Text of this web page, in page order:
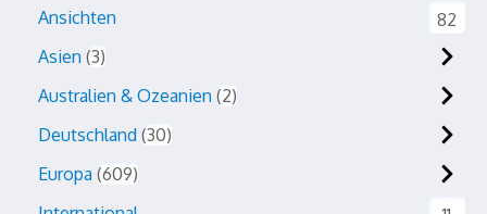
Ansichten
82
Asien 3
Australien & Ozeanien 2
Deutschland 30
Europa 609